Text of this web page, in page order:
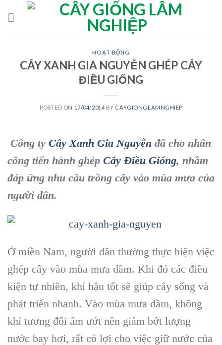
HOẠT ĐỘNG
CÂY XANH GIA NGUYỄN GHÉP CÂY
ĐIỀU GIỐNG
POSTED ON 17/04/2014 BY CAYGIONGLAMNGHIEP
Công ty Cây Xanh Gia Nguyễn đã cho nhân
công tiến hành ghép Cây Điều Giống, nhằm
đáp ứng nhu cầu trồng cây vào mùa mưa của
người dân.
Ở miền Nam, người dân thường thực hiện việc
ghép cây vào mùa mưa dầm. Khi đó các điều
kiện tự nhiên, khí hậu tốt sẽ giúp cây sống và
phát triển nhanh. Vào mùa mưa dầm, không
khí tương đối ẩm ướt nên giảm bớt lượng
nước bay hơi, rất có lợi cho việc giữ nước của